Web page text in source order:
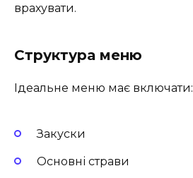
врахувати.
Структура меню
Ідеальне меню має включати:
Закуски
Основні страви